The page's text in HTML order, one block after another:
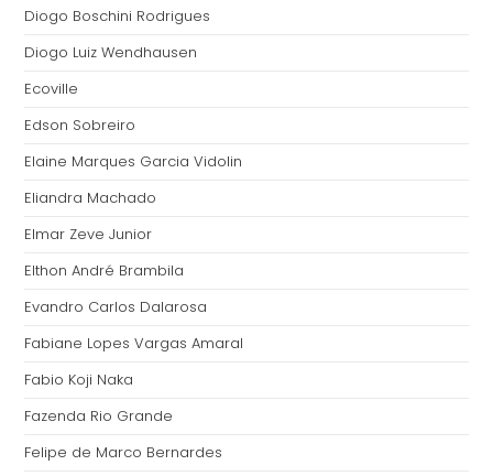
Diogo Boschini Rodrigues
Diogo Luiz Wendhausen
Ecoville
Edson Sobreiro
Elaine Marques Garcia Vidolin
Eliandra Machado
Elmar Zeve Junior
Elthon André Brambila
Evandro Carlos Dalarosa
Fabiane Lopes Vargas Amaral
Fabio Koji Naka
Fazenda Rio Grande
Felipe de Marco Bernardes